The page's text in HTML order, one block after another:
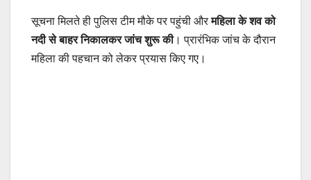
सूचना मिलते ही पुलिस टीम मौके पर पहुंची औरमहिला के शव को
नदी से बाहर निकालकर जांच शुरू की। प्रारंभिक जांच के दौरान
महिला की पहचान को लेकर प्रयास किए गए।